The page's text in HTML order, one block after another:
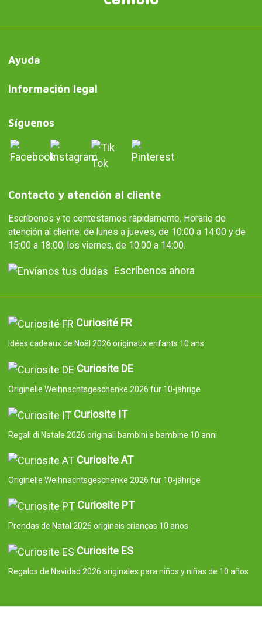
Ayuda
Información legal
Síguenos
Contacto y atención al cliente
Escríbenos y te contestamos rápidamente. Horario de
atención al cliente: de lunes a jueves, de 10:00 a 14:00 y de
15:00 a 18:00; los viernes, de 10:00 a 14:00.
Escríbenos ahora
Curiosité FR
Idées cadeaux de Noël 2026 originaux enfants 10 ans
Curiosite DE
Originelle Weihnachtsgeschenke 2026 für 10-jährige
Curiosite IT
Regali di Natale 2026 originali bambini e bambine 10 anni
Curiosite AT
Originelle Weihnachtsgeschenke 2026 für 10-jährige
Curiosite PT
Prendas de Natal 2026 originais crianças 10 anos
Curiosite ES
Regalos de Navidad 2026 originales para niños y niñas de 10 años